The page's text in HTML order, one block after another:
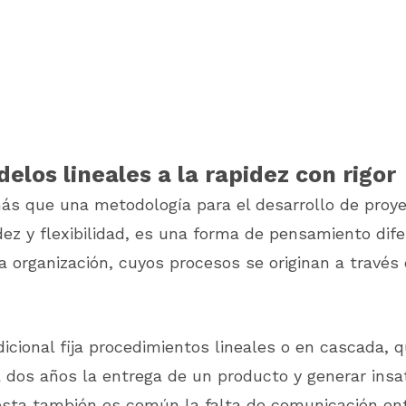
lineales a la rapidez con rigor
que una metodología para el desarrollo de
y flexibilidad, es una forma de pensamiento
organización, cuyos procesos se originan a
fija procedimientos lineales o en cascada,
años la entrega de un producto y generar